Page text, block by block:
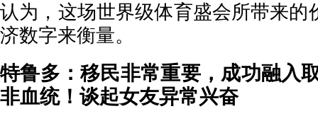
认为，这场世界级体育盛会所带来的
济数字来衡量。
特鲁多：移民非常重要，成功融入
非血统！谈起女友异常兴奋